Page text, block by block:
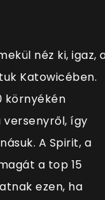
néz ki, igaz,
Katowicében.
környékén
versenyről, így
A Spirit, a
a top 15
ezen, ha